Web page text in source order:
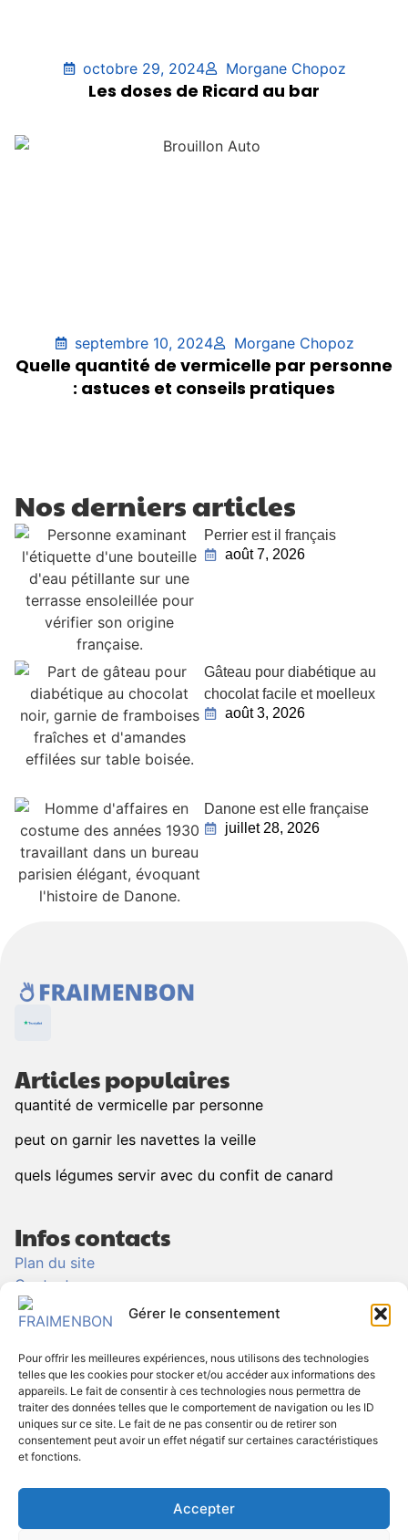
Gérer le consentement
Pour offrir les meilleures expériences, nous utilisons des technologies
telles que les cookies pour stocker et/ou accéder aux informations des
appareils. Le fait de consentir à ces technologies nous permettra de
traiter des données telles que le comportement de navigation ou les ID
uniques sur ce site. Le fait de ne pas consentir ou de retirer son
consentement peut avoir un effet négatif sur certaines caractéristiques
et fonctions.
Accepter
octobre 29, 2024 Morgane Chopoz
Les doses de Ricard au bar
septembre 10, 2024 Morgane Chopoz
Quelle quantité de vermicelle par personne
: astuces et conseils pratiques
Nos derniers articles
Perrier est il français
août 7, 2026
Gâteau pour diabétique au
chocolat facile et moelleux
août 3, 2026
Danone est elle française
juillet 28, 2026
Articles populaires
quantité de vermicelle par personne
peut on garnir les navettes la veille
quels légumes servir avec du confit de canard
Infos contacts
Plan du site
Contact
Politique de Cookies
Politique de confidentialité
Mentions légales
Informations
contact@fraimenbon.fr
16 RUE DE LA CROIX BLANCHE, 91490 MOIGNY-SUR-
ECOLE